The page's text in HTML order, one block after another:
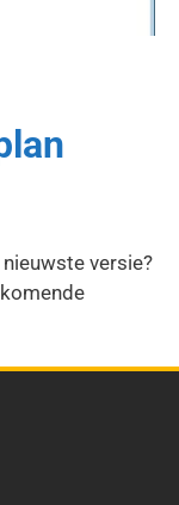
versie?